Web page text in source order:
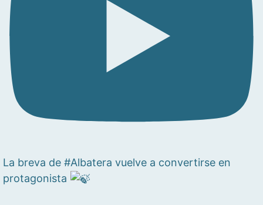
La breva de #Albatera vuelve a convertirse en
protagonista